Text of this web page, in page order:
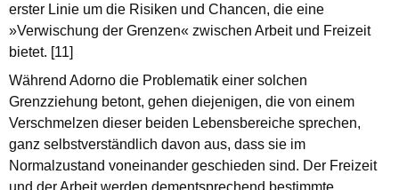
erster Linie um die Risiken und Chancen, die eine
»Verwischung der Grenzen« zwischen Arbeit und Freizeit
bietet. [11]
Während Adorno die Problematik einer solchen
Grenzziehung betont, gehen diejenigen, die von einem
Verschmelzen dieser beiden Lebensbereiche sprechen,
ganz selbstverständlich davon aus, dass sie im
Normalzustand voneinander geschieden sind. Der Freizeit
und der Arbeit werden dementsprechend bestimmte